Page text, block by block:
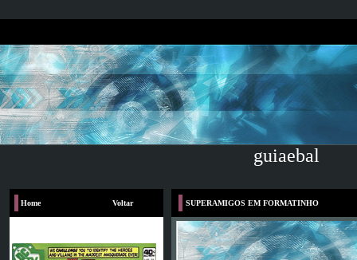
guiaebal
Home Voltar SUPERAMIGOS EM FORMATINHO